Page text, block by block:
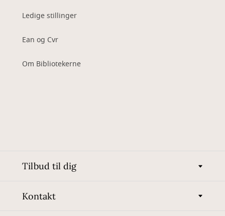
Ledige stillinger
Ean og Cvr
Om Bibliotekerne
Tilbud til dig
Kontakt